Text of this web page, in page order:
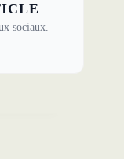
sociaux.